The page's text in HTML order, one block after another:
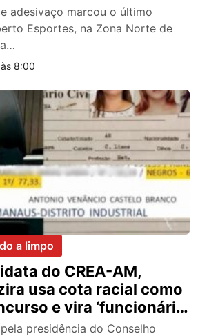
adesivaço marcou o último
Esportes, na Zona Norte de
8:00
a limpo
do CREA-AM,
usa cota racial como
e vira ‘funcionária
presidência do Conselho